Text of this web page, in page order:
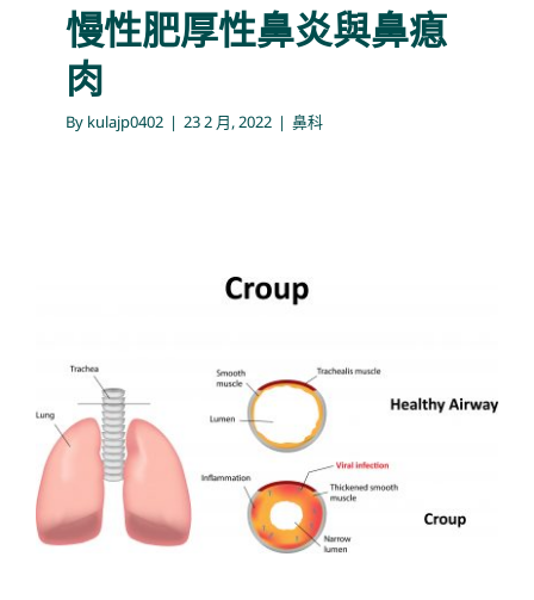
慢性肥厚性鼻炎與鼻瘜
肉
By kulajp0402 | 23 2 月, 2022 | 鼻科
哮吼與細菌性氣管炎
小兒耳鼻喉科